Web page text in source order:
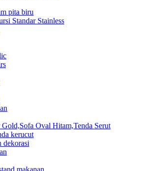
pita biru
Standar Stainless
Oval Hitam,Tenda Serut
kerucut
dekorasi